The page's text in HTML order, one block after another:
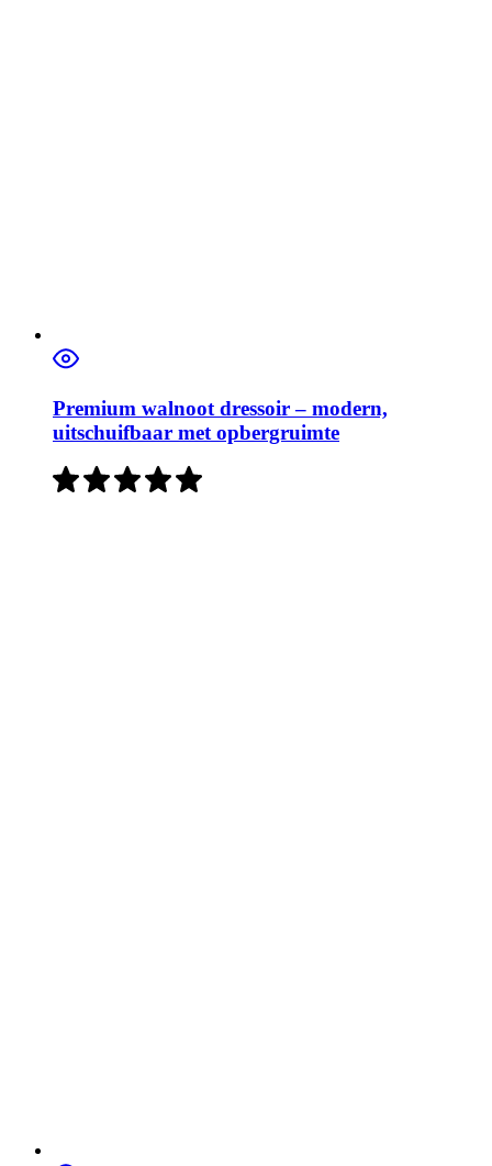
Premium walnoot dressoir – modern,
uitschuifbaar met opbergruimte